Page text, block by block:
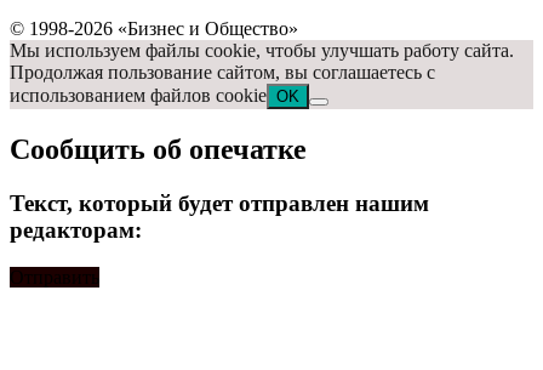
© 1998-2026 «Бизнес и Общество»
Мы используем файлы cookie, чтобы улучшать работу сайта.
Продолжая пользование сайтом, вы соглашаетесь с
использованием файлов cookie OK
Сообщить об опечатке
Текст, который будет отправлен нашим
редакторам:
Отправить